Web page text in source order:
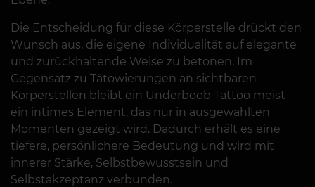
Die Entscheidung für diese Körperstelle drückt den
Wunsch aus, die eigene Individualität auf elegante
und zurückhaltende Weise zu betonen. Im
Gegensatz zu Tätowierungen an sichtbaren
Körperstellen bleibt ein Underboob Tattoo meist
ein intimes Element, das nur in ausgewählten
Momenten gezeigt wird. Dadurch erhält es eine
tiefere, persönlichere Bedeutung und wird mit
innerer Stärke, Selbstbewusstsein und
Selbstakzeptanz verbunden.